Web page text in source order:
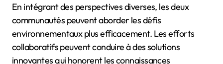
En intégrant des perspectives diverses, les deux
communautés peuvent aborder les défis
environnementaux plus efficacement. Les efforts
collaboratifs peuvent conduire à des solutions
innovantes qui honorent les connaissances